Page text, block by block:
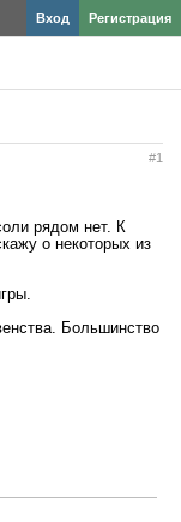
Регистрация
Вход
#1
рядом нет. К
о некоторых из
Большинство